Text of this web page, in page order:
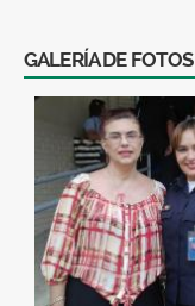
GALERÍA DE FOTOS